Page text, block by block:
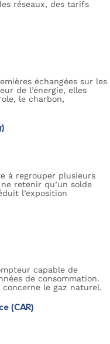
réseaux, des tarifs
échangées sur les
de l’énergie, elles
le charbon,
à regrouper plusieurs
retenir qu’un solde
l’exposition
capable de
de consommation.
le gaz naturel.
(CAR)